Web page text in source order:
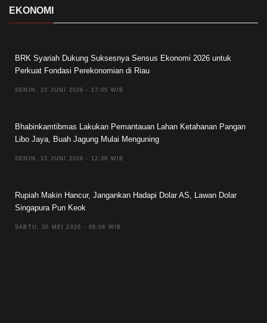
EKONOMI
BRK Syariah Dukung Suksesnya Sensus Ekonomi 2026 untuk
Perkuat Fondasi Perekonomian di Riau
SENIN, 22 JUNI 2026 - 17:05 WIB
Bhabinkamtibmas Lakukan Pemantauan Lahan Ketahanan Pangan
Libo Jaya, Buah Jagung Mulai Menguning
SENIN, 15 JUNI 2026 - 12:38 WIB
Rupiah Makin Hancur, Jangankan Hadapi Dolar AS, Lawan Dolar
Singapura Pun Keok
SABTU, 30 MEI 2026 - 08:08 WIB